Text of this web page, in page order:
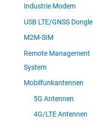
Industrie Modem
USB LTE/GNSS Dongle
M2M-SIM
Remote Management
System
Mobilfunkantennen
5G Antennen
4G/LTE Antennen